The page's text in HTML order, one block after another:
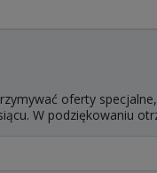
oferty
W podziękowaniu